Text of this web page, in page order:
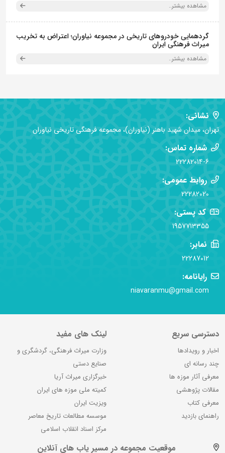
مشاهده بیشتر..
گردهمایی خودروهای تاریخی در مجموعه نیاوران؛ اعتراض به تخریب
میراث فرهنگی ایران
مشاهده بیشتر..
نشانی:
تهران، میدان شهید باهنر (نیاوران)، مجموعه فرهنگی تاریخی نیاوران
شماره تماس:
22282014-6
روابط عمومی:
22282020
کد پستی:
1957713355
نمابر:
22287012
رایانامه:
niavaranmu@gmail.com
دسترسی سریع
اخبار و رویدادها
چند رسانه ای
معرفی آثار موزه ها
مقالات پژوهشی
معرفی کتاب
راهنمای بازدید
لینک های مفید
وزارت میراث فرهنگی، گردشگری و
صنایع دستی
خبرگزاری میراث آریا
کمیته ملی موزه های ایران
ویزیت ایران
موسسه مطالعات تاریخ معاصر
مرکز اسناد انقلاب اسلامی
موقعیت مجموعه در مسیر یاب های آنلاین